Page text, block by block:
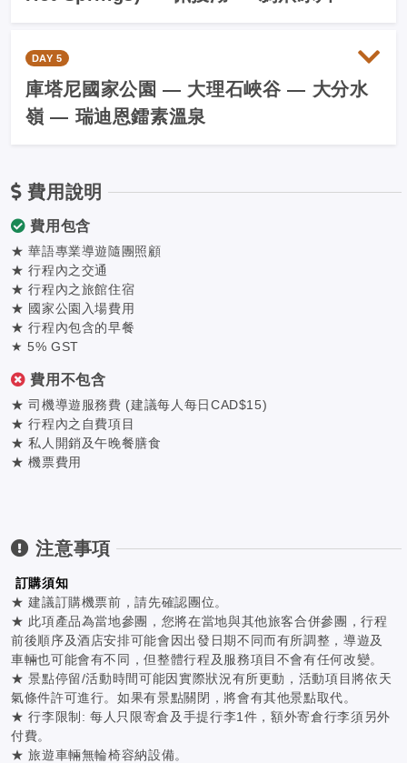
DAY 5
庫塔尼國家公園 — 大理石峽谷 — 大分水
嶺 — 瑞迪恩鐳素溫泉
費用說明
費用包含
★ 華語專業導遊隨團照顧
★ 行程內之交通
★ 行程內之旅館住宿
★ 國家公園入場費用
★ 行程內包含的早餐
★ 5% GST
費用不包含
★ 司機導遊服務費 (建議每人每日CAD$15)
★ 行程內之自費項目
★ 私人開銷及午晚餐膳食
★ 機票費用
注意事項
訂購須知
★ 建議訂購機票前，請先確認團位。
★ 此項產品為當地參團，您將在當地與其他旅客合併參團，行程
前後順序及酒店安排可能會因出發日期不同而有所調整，導遊及
車輛也可能會有不同，但整體行程及服務項目不會有任何改變。
★ 景點停留/活動時間可能因實際狀況有所更動，活動項目將依天
氣條件許可進行。如果有景點關閉，將會有其他景點取代。
★ 行李限制: 每人只限寄倉及手提行李1件，額外寄倉行李須另外
付費。
★ 旅遊車輛無輪椅容納設備。